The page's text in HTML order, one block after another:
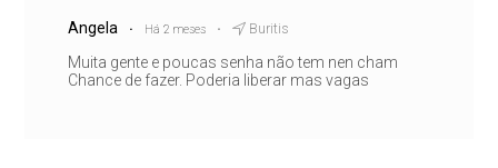
Angela Há 2 meses Buritis
Muita gente e poucas senha não tem nen cham
Chance de fazer. Poderia liberar mas vagas